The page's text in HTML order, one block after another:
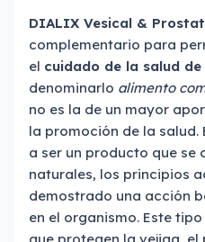
DIALIX Vesical &
complementario para
el cuidado de la salud
denominarlo alimento
no es la de un mayor
la promoción de la salud.
a ser un producto que se
naturales, los principios
demostrado una acción
en el organismo. Este